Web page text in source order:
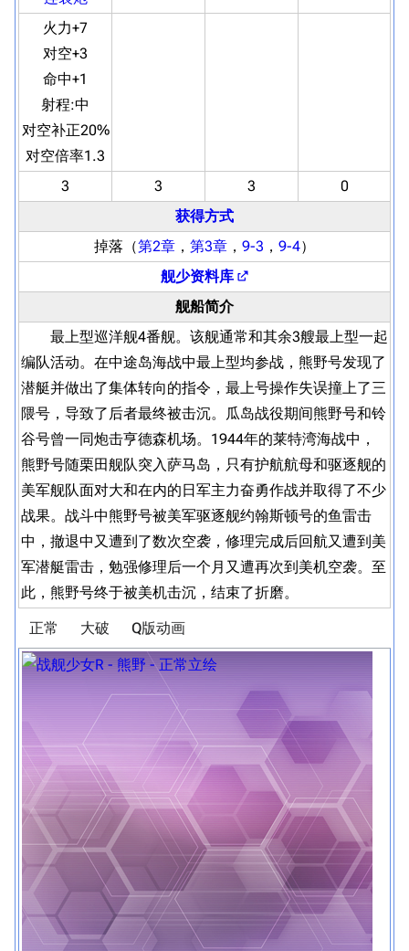
火力+7
对空+3
命中+1
射程:中
对空补正20%
对空倍率1.3
3
3 3
0
获得方式
掉落（第2章 ， 第3章 ， 9-3 ， 9-4）
舰少资料库
舰船简介
最上型巡洋舰4番舰。该舰通常和其余3艘最上型一起
编队活动。在中途岛海战中最上型均参战，熊野号发现了
潜艇并做出了集体转向的指令，最上号操作失误撞上了三
隈号，导致了后者最终被击沉。瓜岛战役期间熊野号和铃
谷号曾一同炮击亨德森机场。1944年的莱特湾海战中，
熊野号随栗田舰队突入萨马岛，只有护航航母和驱逐舰的
美军舰队面对大和在内的日军主力奋勇作战并取得了不少
战果。战斗中熊野号被美军驱逐舰约翰斯顿号的鱼雷击
中，撤退中又遭到了数次空袭，修理完成后回航又遭到美
军潜艇雷击，勉强修理后一个月又遭再次到美机空袭。至
此，熊野号终于被美机击沉，结束了折磨。
正常 大破 Q版动画